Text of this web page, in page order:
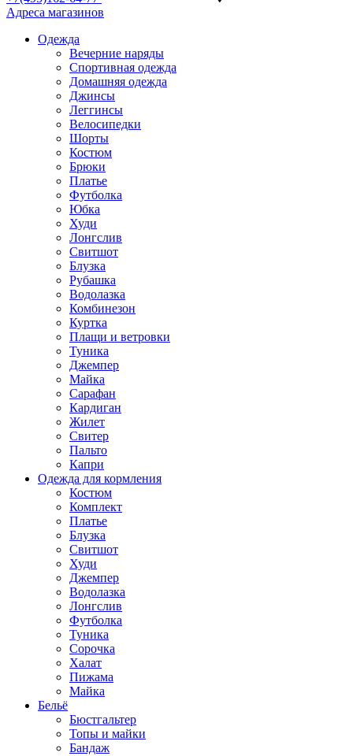
Адреса магазинов
Одежда
Вечерние наряды
Спортивная одежда
Домашняя одежда
Джинсы
Леггинсы
Велосипедки
Шорты
Костюм
Брюки
Платье
Футболка
Юбка
Худи
Лонгслив
Свитшот
Блузка
Рубашка
Водолазка
Комбинезон
Куртка
Плащи и ветровки
Туника
Джемпер
Майка
Сарафан
Кардиган
Жилет
Свитер
Пальто
Капри
Одежда для кормления
Костюм
Комплект
Платье
Блузка
Свитшот
Худи
Джемпер
Водолазка
Лонгслив
Футболка
Туника
Сорочка
Халат
Пижама
Майка
Бельё
Бюстгальтер
Топы и майки
Бандаж